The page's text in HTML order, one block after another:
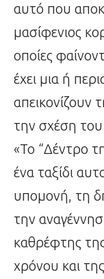
αυτό που
μασίφενιος
οποίες
έχει μια ή
απεικονίζουν
την σχέση
«Το “Δέντρο
ένα ταξίδι
υπομονή, τη
την
καθρέφτης
χρόνου και